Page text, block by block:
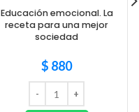
Educación emocional. La
receta para una mejor
sociedad
$ 880